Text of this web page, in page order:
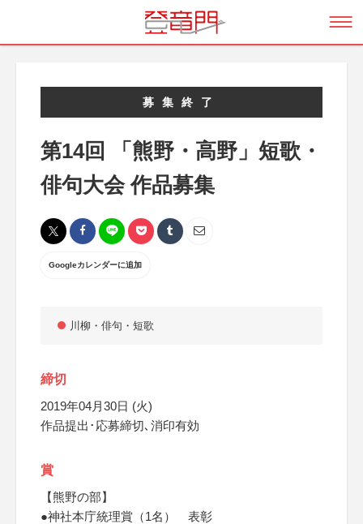
募集終了
第14回 「熊野・高野」短歌・
俳句大会 作品募集
Googleカレンダーに追加
川柳・俳句・短歌
締切
2019年04月30日 (火)
作品提出･応募締切､消印有効
賞
【熊野の部】
●神社本庁統理賞（1名） 表彰